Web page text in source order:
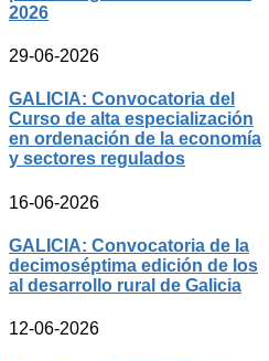
2026
29-06-2026
GALICIA: Convocatoria del
Curso de alta especialización
en ordenación de la economía
y sectores regulados
16-06-2026
GALICIA: Convocatoria de la
decimoséptima edición de los
al desarrollo rural de Galicia
12-06-2026